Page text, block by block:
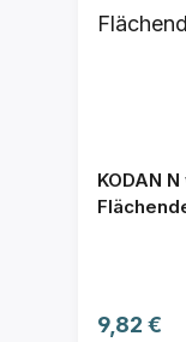
KODAN
9,82 €